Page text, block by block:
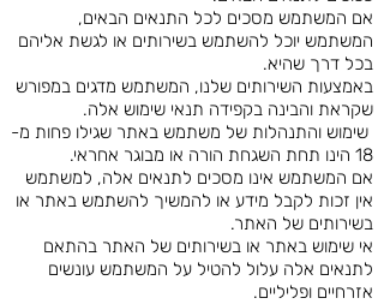
אם המשתמש מסכים לכל התנאים הבאים,
המשתמש יוכל להשתמש בשירותים או לגשת אליהם
בכל דרך שהיא.
באמצעות השירותים שלנו, המשתמש מדגים במפורש
שקראת והבינה בקפידה תנאי שימוש אלה.
שימוש והתנהלות של משתמש באתר שגילו פחות מ-
18 הינו תחת השגחת הורה או מבוגר אחראי.
אם המשתמש אינו מסכים לתנאים אלה, למשתמש
אין זכות לקבל מידע או להמשיך להשתמש באתר או
בשירותים של האתר.
אי שימוש באתר או בשירותים של האתר בהתאם
לתנאים אלה עלול להטיל על המשתמש עונשים
אזרחיים ופליליים.